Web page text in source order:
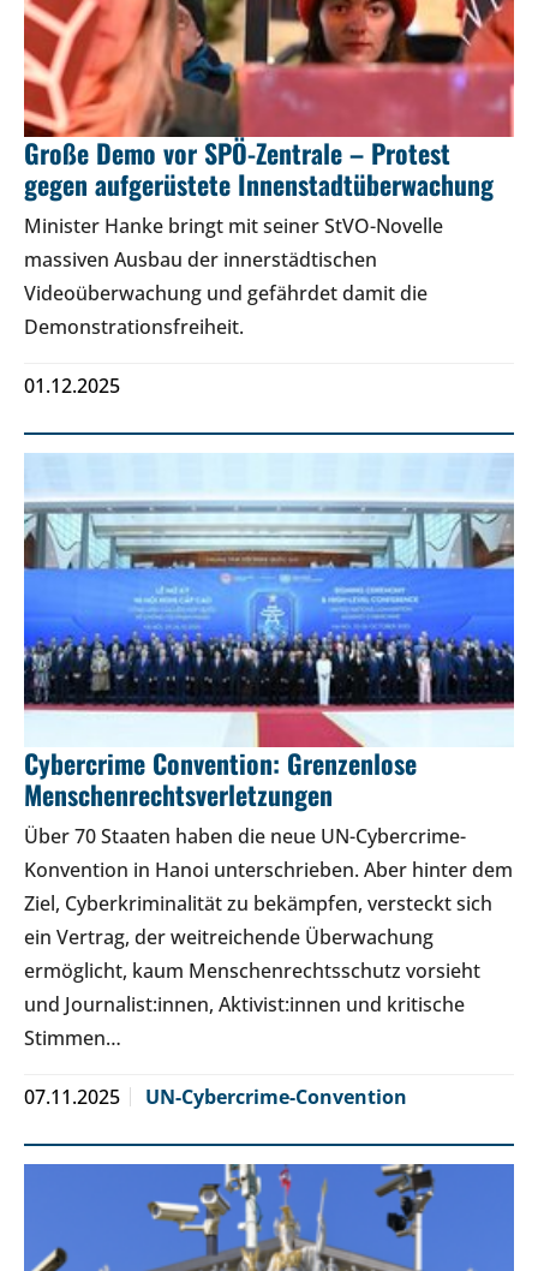
Große Demo vor SPÖ-Zentrale – Protest
gegen aufgerüstete Innenstadtüberwachung
Minister Hanke bringt mit seiner StVO-Novelle
massiven Ausbau der innerstädtischen
Videoüberwachung und gefährdet damit die
Demonstrationsfreiheit.
01.12.2025
Cybercrime Convention: Grenzenlose
Menschenrechtsverletzungen
Über 70 Staaten haben die neue UN-Cybercrime-
Konvention in Hanoi unterschrieben. Aber hinter dem
Ziel, Cyberkriminalität zu bekämpfen, versteckt sich
ein Vertrag, der weitreichende Überwachung
ermöglicht, kaum Menschenrechtsschutz vorsieht
und Journalist:innen, Aktivist:innen und kritische
Stimmen…
07.11.2025 UN-Cybercrime-Convention